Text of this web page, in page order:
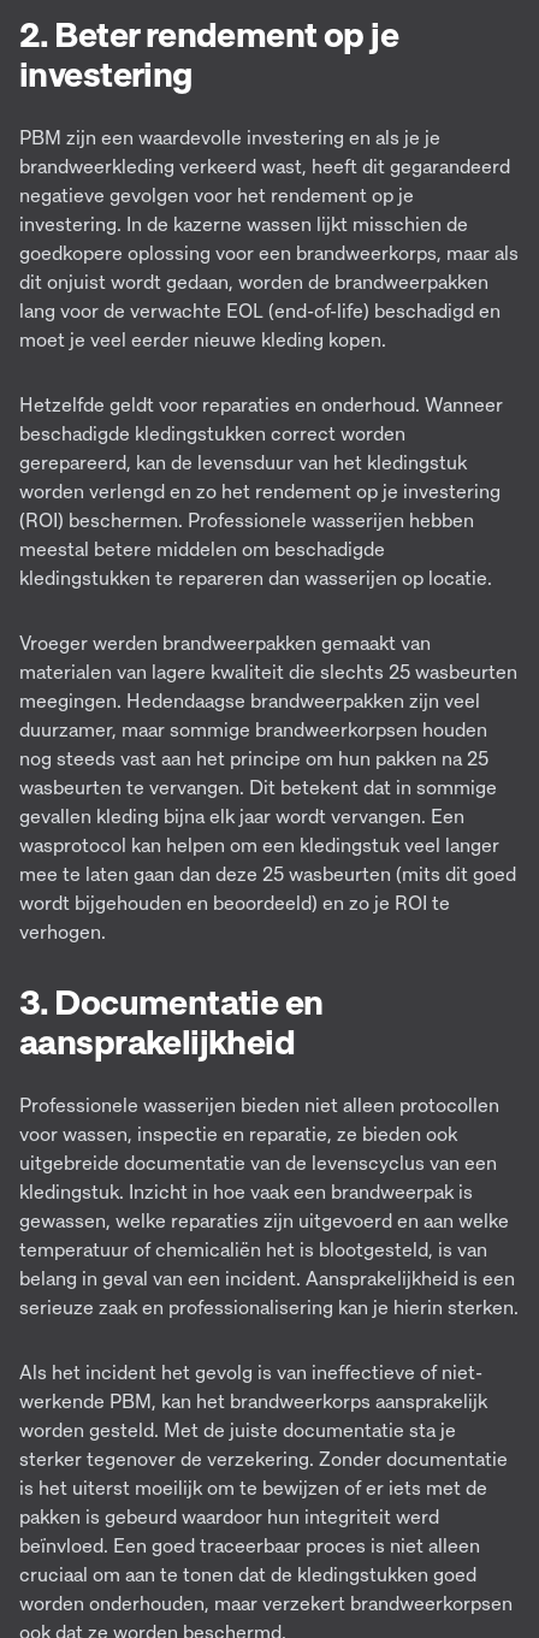
2. Beter rendement op je
investering
PBM zijn een waardevolle investering en als je je
brandweerkleding verkeerd wast, heeft dit gegarandeerd
negatieve gevolgen voor het rendement op je
investering. In de kazerne wassen lijkt misschien de
goedkopere oplossing voor een brandweerkorps, maar als
dit onjuist wordt gedaan, worden de brandweerpakken
lang voor de verwachte EOL (end-of-life) beschadigd en
moet je veel eerder nieuwe kleding kopen.
Hetzelfde geldt voor reparaties en onderhoud. Wanneer
beschadigde kledingstukken correct worden
gerepareerd, kan de levensduur van het kledingstuk
worden verlengd en zo het rendement op je investering
(ROI) beschermen. Professionele wasserijen hebben
meestal betere middelen om beschadigde
kledingstukken te repareren dan wasserijen op locatie.
Vroeger werden brandweerpakken gemaakt van
materialen van lagere kwaliteit die slechts 25 wasbeurten
meegingen. Hedendaagse brandweerpakken zijn veel
duurzamer, maar sommige brandweerkorpsen houden
nog steeds vast aan het principe om hun pakken na 25
wasbeurten te vervangen. Dit betekent dat in sommige
gevallen kleding bijna elk jaar wordt vervangen. Een
wasprotocol kan helpen om een kledingstuk veel langer
mee te laten gaan dan deze 25 wasbeurten (mits dit goed
wordt bijgehouden en beoordeeld) en zo je ROI te
verhogen.
3. Documentatie en
aansprakelijkheid
Professionele wasserijen bieden niet alleen protocollen
voor wassen, inspectie en reparatie, ze bieden ook
uitgebreide documentatie van de levenscyclus van een
kledingstuk. Inzicht in hoe vaak een brandweerpak is
gewassen, welke reparaties zijn uitgevoerd en aan welke
temperatuur of chemicaliën het is blootgesteld, is van
belang in geval van een incident. Aansprakelijkheid is een
serieuze zaak en professionalisering kan je hierin sterken.
Als het incident het gevolg is van ineffectieve of niet-
werkende PBM, kan het brandweerkorps aansprakelijk
worden gesteld. Met de juiste documentatie sta je
sterker tegenover de verzekering. Zonder documentatie
is het uiterst moeilijk om te bewijzen of er iets met de
pakken is gebeurd waardoor hun integriteit werd
beïnvloed. Een goed traceerbaar proces is niet alleen
cruciaal om aan te tonen dat de kledingstukken goed
worden onderhouden, maar verzekert brandweerkorpsen
ook dat ze worden beschermd.